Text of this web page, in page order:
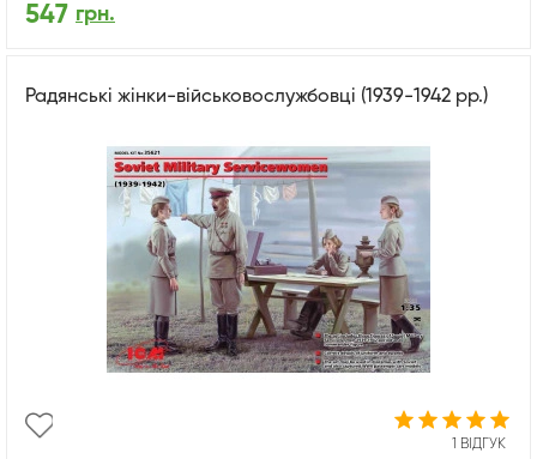
547 грн.
Радянські жінки-військовослужбовці (1939-1942 рр.)
1 ВІДГУК